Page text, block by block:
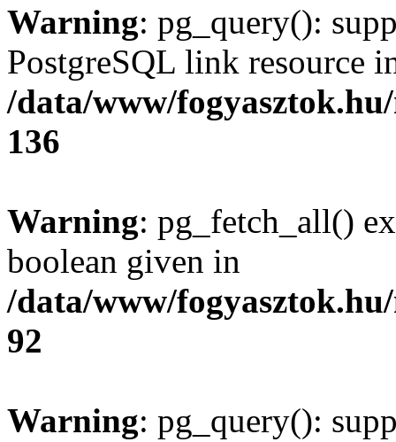
Warning: pg_query():
PostgreSQL link resource
/data/www/
136
Warning: pg_fetch_all()
boolean given in
/data/www/
92
Warning: pg_query():